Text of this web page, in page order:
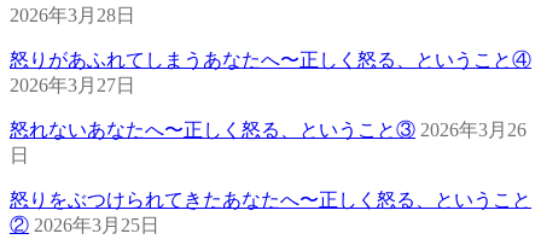
2026年3月28日
怒りがあふれてしまうあなたへ〜正しく怒る、ということ④
2026年3月27日
怒れないあなたへ〜正しく怒る、ということ③ 2026年3月26
日
怒りをぶつけられてきたあなたへ〜正しく怒る、ということ
② 2026年3月25日